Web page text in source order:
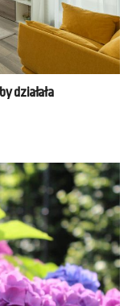
działała